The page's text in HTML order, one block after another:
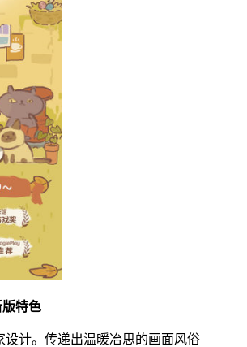
特色
设计。传递出温暖冶思的画面风俗